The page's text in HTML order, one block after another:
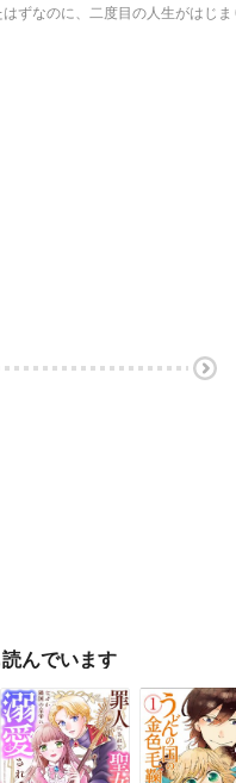
ずなのに、二度目の人生がはじ
んでいます